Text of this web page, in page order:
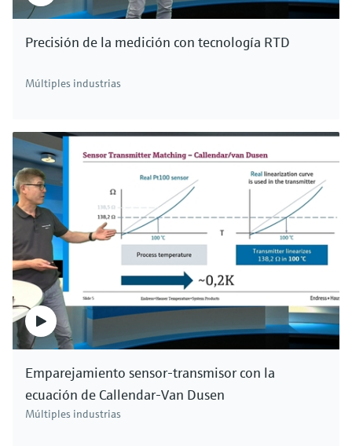
Precisión de la medición con tecnología RTD
Múltiples industrias
Emparejamiento sensor-transmisor con la
ecuación de Callendar-Van Dusen
Múltiples industrias